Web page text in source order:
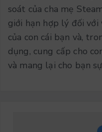
soát của cha mẹ
giới hạn hợp lý đối
của con cái bạn và,
dụng, cung cấp cho
và mang lại cho bạn